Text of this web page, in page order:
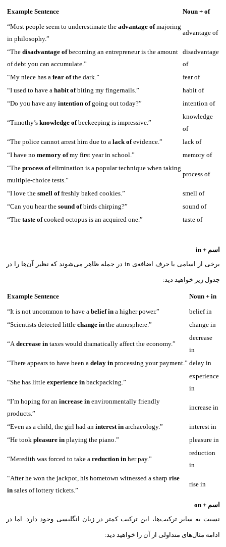
Noun + of
Example Sentence
advantage of
“Most people seem to underestimate the advantage ofmajoring
in philosophy.”
disadvantage
of
“The disadvantage ofbecoming an entrepreneur is the amount
of debt you can accumulate.”
fear of
“My niece has a fear ofthe dark.”
habit of
“I used to have a habit ofbiting my fingernails.”
intention of
“Do you have any intention ofgoing out today?”
knowledge
of
“Timothy’s knowledge ofbeekeeping is impressive.”
lack of
“The police cannot arrest him due to a lack ofevidence.”
memory of
“I have no memory ofmy first year in school.”
process of
“The process ofelimination is a popular technique when taking
multiple-choice tests.”
smell of
“I love the smell offreshly baked cookies.”
sound of
“Can you hear the sound ofbirds chirping?”
taste of
“The taste ofcooked octopus is an acquired one.”
اسم + in
برخی از اسامی با حرف اضافه‌ی in‌ در جمله ظاهر می‌شوند که نظیر آن‌ها را در
جدول زیر خواهید دید:‌
Noun + in
Example Sentence
belief in
“It is not uncommon to have a belief in a higher power.”
change in
“Scientists detected little change in the atmosphere.”
decrease
in
“Adecrease in taxes would dramatically affect the economy.”
delay in
“There appears to have been a delay in processing your payment.”
experience
in
“She has little experience in backpacking.”
increase in
“I’m hoping for an increase in environmentally friendly
products.”
interest in
“Even as a child, the girl had an interest in archaeology.”
pleasure in
“He took pleasure in playing the piano.”
reduction
in
“Meredith was forced to take a reduction in her pay.”
rise in
“After he won the jackpot, his hometown witnessed a sharp rise
in sales of lottery tickets.”
اسم + on
نسبت به سایر ترکیب‌ها،‌ این ترکیب کمتر در زبان انگلیسی وجود دارد. اما در
ادامه مثال‌های متداولی از آن را خواهید دید: